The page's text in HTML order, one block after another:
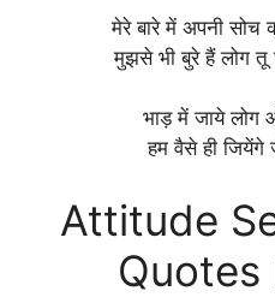
मेरे बारे में अपनी
मुझसे भी बुरे हैं लोग
भाड़ में जाये लोग
हम वैसे ही
Attitude
Quotes